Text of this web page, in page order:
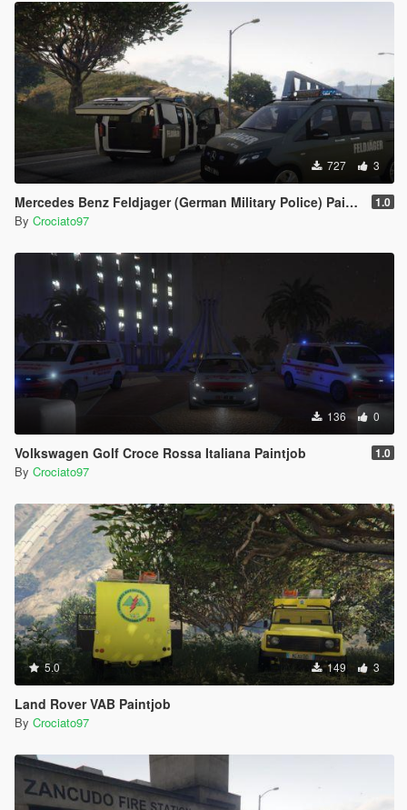
727 3
Mercedes Benz Feldjager (German Military Police) Paintjob 1.0
By Crociato97
136 0
Volkswagen Golf Croce Rossa Italiana Paintjob 1.0
By Crociato97
5.0 149 3
Land Rover VAB Paintjob
By Crociato97